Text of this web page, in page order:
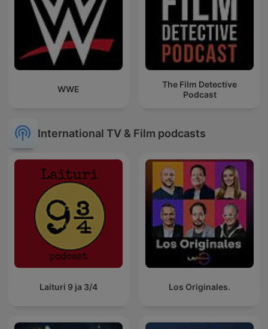
WWE
The Film Detective
Podcast
International TV & Film podcasts
Laituri 9 ja 3/4 Los Originales.